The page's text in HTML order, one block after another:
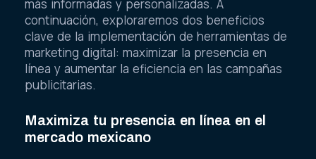
más informadas y personalizadas. A
continuación, exploraremos dos beneficios
clave de la implementación de herramientas de
marketing digital: maximizar la presencia en
línea y aumentar la eficiencia en las campañas
publicitarias.
Maximiza tu presencia en línea en el
mercado mexicano